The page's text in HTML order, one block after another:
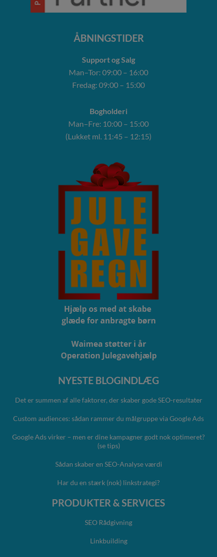
ÅBNINGSTIDER
Support og Salg
Man–Tor: 09:00 – 16:00
Fredag: 09:00 – 15:00
Bogholderi
Man–Fre: 10:00 – 15:00
(Lukket ml. 11:45 – 12:15)
NYESTE BLOGINDLÆG
Det er summen af alle faktorer, der skaber gode SEO-resultater
Custom audiences: sådan rammer du målgruppe via Google Ads
Google Ads virker – men er dine kampagner godt nok optimeret?
(se tips)
Sådan skaber en SEO-Analyse værdi
Har du en stærk (nok) linkstrategi?
PRODUKTER & SERVICES
SEO Rådgivning
Linkbuilding